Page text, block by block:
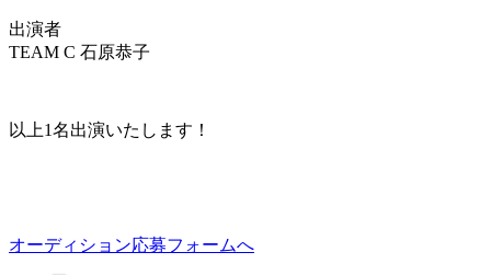
出演者
TEAM C 石原恭子
以上1名出演いたします！
オーディション応募フォームへ